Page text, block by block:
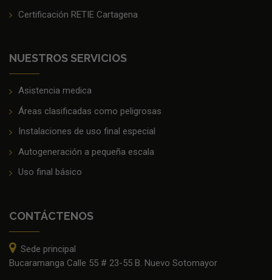
Certificación RETIE Cartagena
NUESTROS SERVICIOS
Asistencia medica
Áreas clasificadas como peligrosas
Instalaciones de uso final especial
Autogeneración a pequeña escala
Uso final básico
CONTÁCTENOS
Sede principal
Bucaramanga Calle 55 # 23-55 B. Nuevo Sotomayor